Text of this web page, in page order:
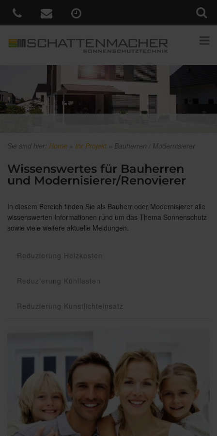
Sie sind hier: Home » Ihr Projekt » Bauherren / Modernisierer
Wissenswertes für Bauherren
und Modernisierer/Renovierer
In diesem Bereich finden Sie als Bauherr oder Modernisierer alle
wissenswerten Informationen rund um das Thema Sonnenschutz
sowie viele weitere aktuelle Meldungen.
Reduzierung Heizkosten
Reduzierung Kühllasten
Reduzierung Kunstlichteinsatz